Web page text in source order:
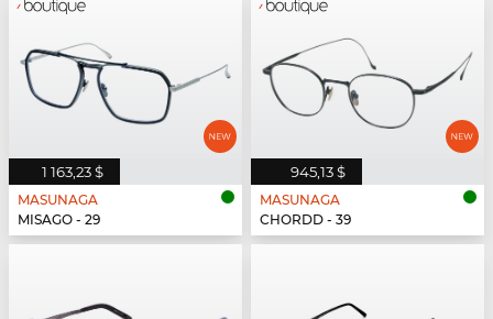
1 163,23 $
MASUNAGA
MISAGO - 29
945,13 $
MASUNAGA
CHORDD - 39